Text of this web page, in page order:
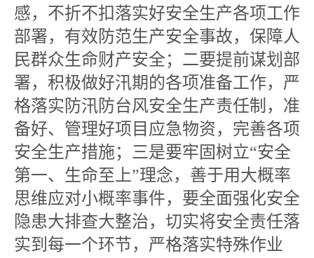
感，不折不扣落实好安全生产各项工作
部署，有效防范生产安全事故，保障人
民群众生命财产安全；二要提前谋划部
署，积极做好汛期的各项准备工作，严
格落实防汛防台风安全生产责任制，准
备好、管理好项目应急物资，完善各项
安全生产措施；三是要牢固树立“安全
第一、生命至上”理念，善于用大概率
思维应对小概率事件，要全面强化安全
隐患大排查大整治，切实将安全责任落
实到每一个环节，严格落实特殊作业